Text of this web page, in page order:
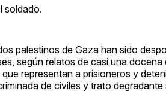
soldado.
palestinos de Gaza han sido
según relatos de casi una
representan a prisioneros y
de civiles y trato degradante